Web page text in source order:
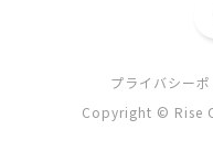
プライバシー
Copyright © Rise